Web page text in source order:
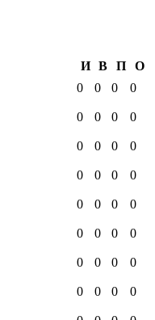
И В П
О
0 0 0 0
0 0 0 0
0 0 0 0
0 0 0 0
0 0 0 0
0 0 0 0
0 0 0 0
0 0 0 0